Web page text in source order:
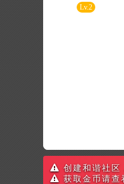
Lv.2
创建和谐社区
获取金币请查